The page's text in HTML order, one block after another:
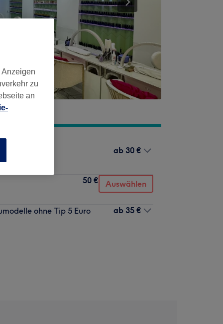
ab 30 €
50 € Auswählen
ohne Tip 5 Euro ab 35 €
zu
an